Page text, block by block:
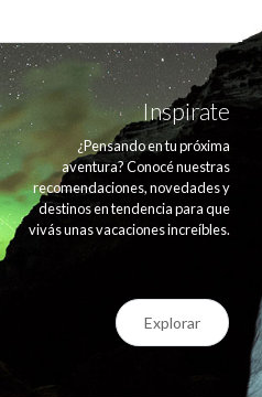
Inspirate
¿Pensando en tu próxima
aventura? Conocé nuestras
recomendaciones, novedades y
destinos en tendencia para que
vivás unas vacaciones increíbles.
Explorar